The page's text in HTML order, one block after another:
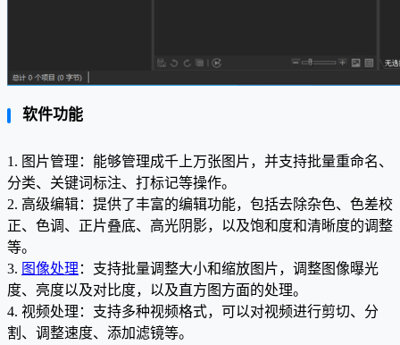
软件功能
1. 图片管理：能够管理成千上万张图片，并支持批量重命名、
分类、关键词标注、打标记等操作。
2. 高级编辑：提供了丰富的编辑功能，包括去除杂色、色差校
正、色调、正片叠底、高光阴影，以及饱和度和清晰度的调整
等。
3. 图像处理 ：支持批量调整大小和缩放图片，调整图像曝光
度、亮度以及对比度，以及直方图方面的处理。
4. 视频处理：支持多种视频格式，可以对视频进行剪切、分
割、调整速度、添加滤镜等。